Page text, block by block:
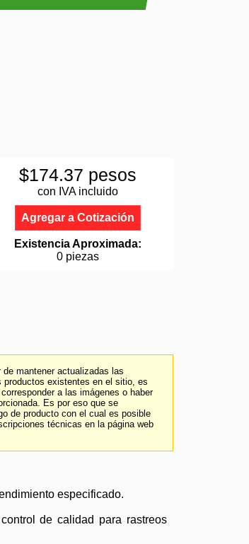
$174.37 pesos
con IVA incluido
Agregar a Cotización
Existencia Aproximada:
0 piezas
mantener actualizadas las
existentes en el sitio, es
a las imágenes o haber
Es por eso que se
de producto con el cual es posible
técnicas en la página web
especificado.
de calidad para rastreos